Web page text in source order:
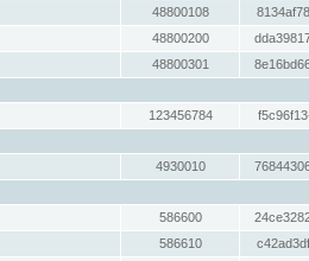
48800108
48800200
48800301
123456784
4930010
586600
586610